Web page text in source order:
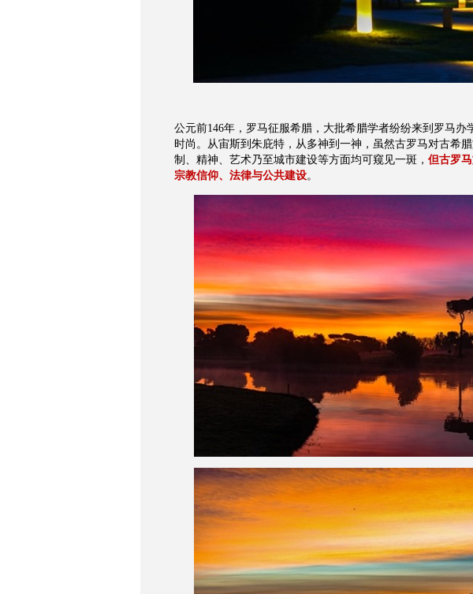
公元前146年，罗马征服希腊，大批希腊学者纷纷来到罗马办
时尚。从宙斯到朱庇特，从多神到一神，虽然古罗马对古希
制、精神、艺术乃至城市建设等方面均可窥见一斑， 但古罗
宗教信仰、法律与公共建设。